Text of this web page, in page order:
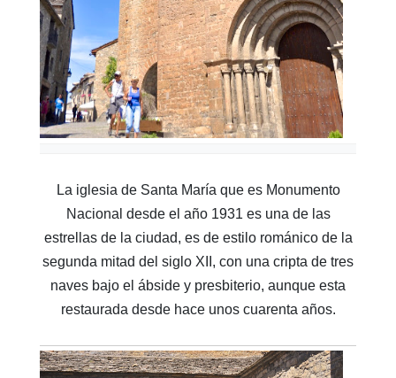
La iglesia de Santa María que es Monumento
Nacional desde el año 1931 es una de las
estrellas de la ciudad, es de estilo románico de la
segunda mitad del siglo XII, con una cripta de tres
naves bajo el ábside y presbiterio, aunque esta
restaurada desde hace unos cuarenta años.